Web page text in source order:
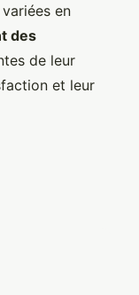
en
des
de leur
et leur